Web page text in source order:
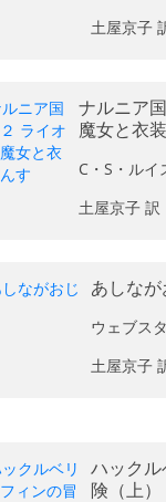
土屋京子
ナルニア
魔女と衣
C・S・ルイ
土屋京子 訳
あしなが
ウェブス
土屋京子
ハックル
険（上）